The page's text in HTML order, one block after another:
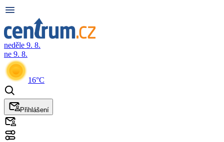
neděle 9. 8.
ne 9. 8.
16°C
Přihlášení